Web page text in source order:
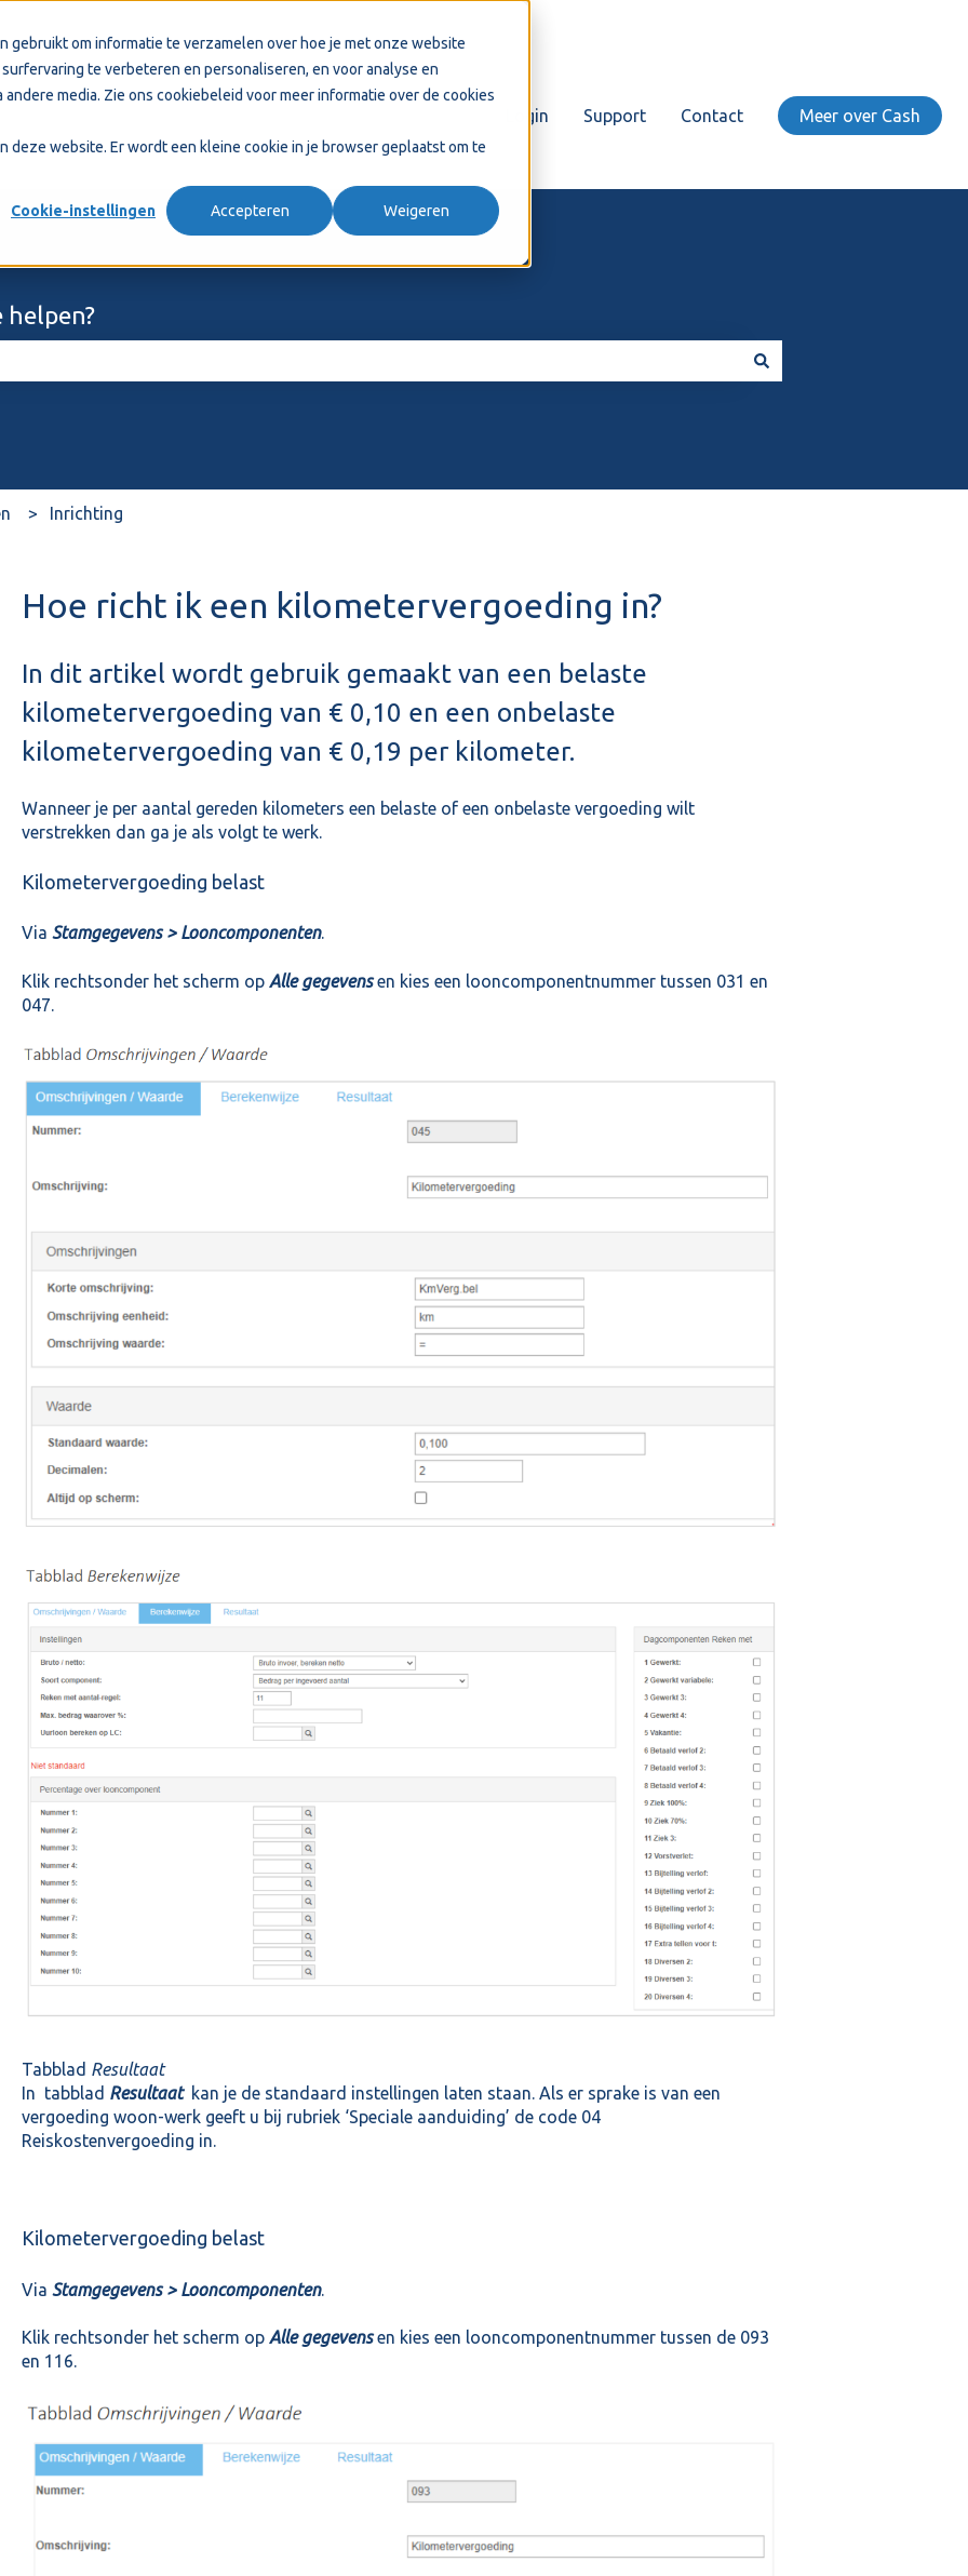
om informatie te verzamelen over hoe je met onze website
te verbeteren en personaliseren, en voor analyse en
media. Zie ons cookiebeleid voor meer informatie over de cookies
website. Er wordt een kleine cookie in je browser geplaatst om te
Cookie-instellingen Accepteren Weigeren
Login Support Contact Meer over Cash
helpen?
Inrichting
Hoe richt ik een kilometervergoeding in?
In dit artikel wordt gebruik gemaakt van een belaste
kilometervergoeding van € 0,10 en een onbelaste
kilometervergoeding van € 0,19 per kilometer.
Wanneer je per aantal gereden kilometers een belaste of een onbelaste vergoeding wilt
verstrekken dan ga je als volgt te werk.
Kilometervergoeding belast
Via Stamgegevens > Looncomponenten.
Klik rechtsonder het scherm op Alle gegevensen kies een looncomponentnummer tussen 031 en
047.
Tabblad Resultaat
In tabblad Resultaatkan je de standaard instellingen laten staan. Als er sprake is van een
vergoeding woon-werk geeft u bij rubriek ‘Speciale aanduiding’ de code 04
Reiskostenvergoeding in.
Kilometervergoeding belast
Via Stamgegevens > Looncomponenten.
Klik rechtsonder het scherm opAlle gegevensen kies een looncomponentnummer tussen de 093
en 116.